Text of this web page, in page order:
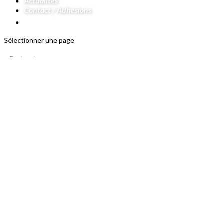
Contact / Adhésions
Sélectionner une page